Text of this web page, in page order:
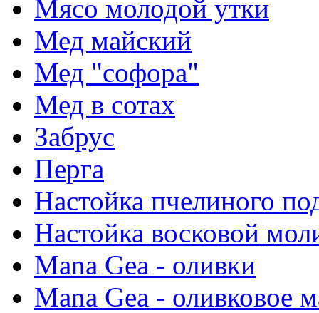
Мясо молодой утки
Мед майский
Мед "софора"
Мед в сотах
Забрус
Перга
Настойка пчелиного
Настойка восковой
Mana Gea - оливки
Mana Gea - оливковое